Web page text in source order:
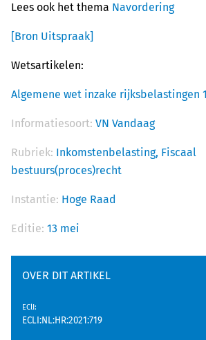
Lees ook het thema Navordering
[Bron Uitspraak]
Wetsartikelen:
Algemene wet inzake rijksbelastingen
Informatiesoort: VN Vandaag
Rubriek: Inkomstenbelasting, Fiscaal
bestuurs(proces)recht
Instantie: Hoge Raad
Editie: 13 mei
OVER DIT ARTIKEL
EClI:
ECLI:NL:HR:2021:719